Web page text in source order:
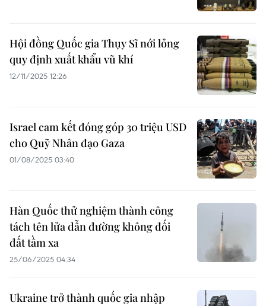
Hội đồng Quốc gia Thụy Sĩ nới lỏng
quy định xuất khẩu vũ khí
12/11/2025 12:26
Israel cam kết đóng góp 30 triệu USD
cho Quỹ Nhân đạo Gaza
01/08/2025 03:40
Hàn Quốc thử nghiệm thành công
tách tên lửa dẫn đường không đối
đất tầm xa
25/06/2025 04:34
Ukraine trở thành quốc gia nhập